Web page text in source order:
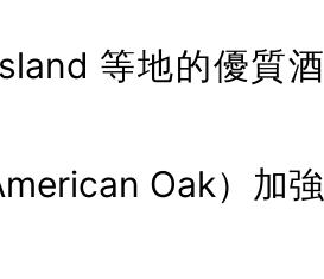
等地的優質酒
Oak）加強